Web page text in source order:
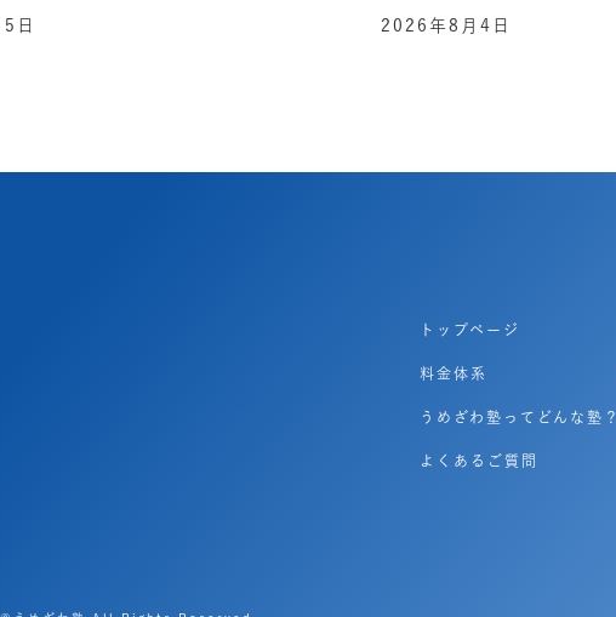
日 2026年8月4日
トップページ
料金体系
うめざわ塾ってどんな塾？
よくあるご質問